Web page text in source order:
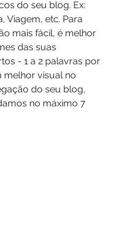
do seu blog. Ex:
Viagem, etc. Para
mais fácil, é melhor
das suas
- 1 a 2 palavras por
melhor visual no
do seu blog,
no máximo 7